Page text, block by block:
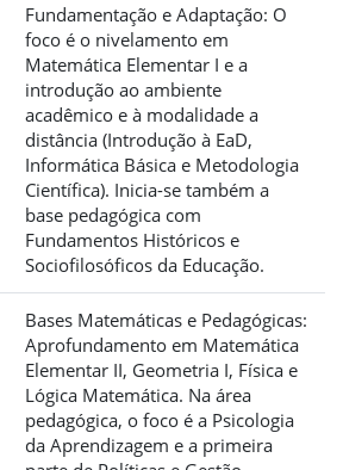
Fundamentação e Adaptação: O
foco é o nivelamento em
Matemática Elementar I e a
introdução ao ambiente
acadêmico e à modalidade a
distância (Introdução à EaD,
Informática Básica e Metodologia
Científica). Inicia-se também a
base pedagógica com
Fundamentos Históricos e
Sociofilosóficos da Educação.
Bases Matemáticas e Pedagógicas:
Aprofundamento em Matemática
Elementar II, Geometria I, Física e
Lógica Matemática. Na área
pedagógica, o foco é a Psicologia
da Aprendizagem e a primeira